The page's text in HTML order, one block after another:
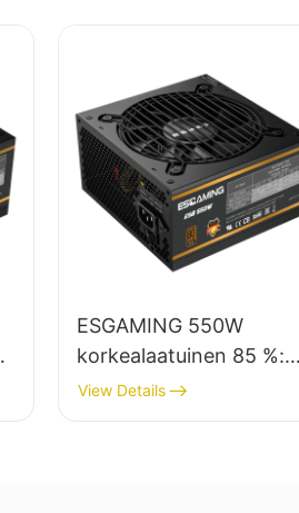
ESGAMING 550W
korkealaatuinen 85 %:n
hyötysuhde 80+ pronssi
pöytätietokoneiden
View Details